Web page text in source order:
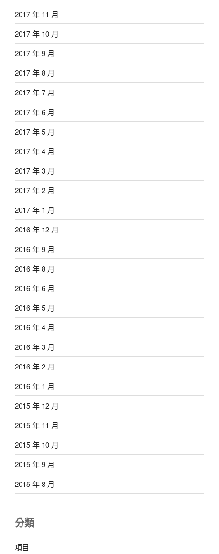
2017 年 11 月
2017 年 10 月
2017 年 9 月
2017 年 8 月
2017 年 7 月
2017 年 6 月
2017 年 5 月
2017 年 4 月
2017 年 3 月
2017 年 2 月
2017 年 1 月
2016 年 12 月
2016 年 9 月
2016 年 8 月
2016 年 6 月
2016 年 5 月
2016 年 4 月
2016 年 3 月
2016 年 2 月
2016 年 1 月
2015 年 12 月
2015 年 11 月
2015 年 10 月
2015 年 9 月
2015 年 8 月
分類
項目